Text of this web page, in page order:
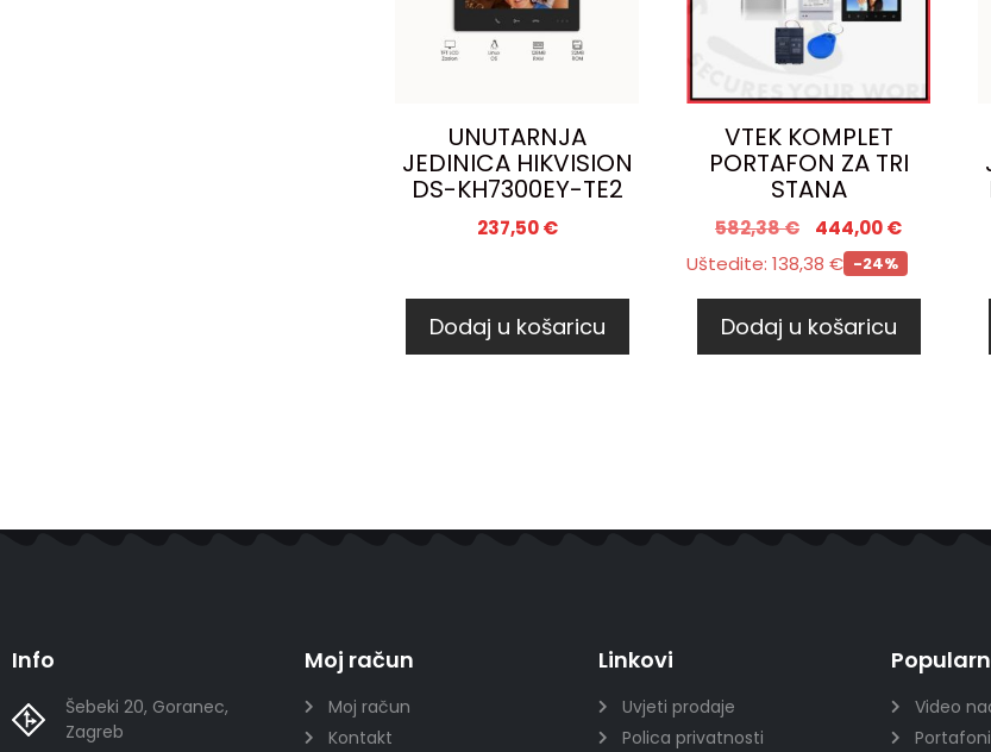
UNUTARNJA
JEDINICA HIKVISION
DS-KH7300EY-TE2
237,50€
Dodaj u košaricu
VTEK KOMPLET
PORTAFON ZA TRI
STANA
582,38€ 444,00€
Uštedite: 138,38 € -24%
Dodaj u košaricu
Info
Šebeki 20, Goranec,
Zagreb
Moj račun
Moj račun
Kontakt
Linkovi
Uvjeti prodaje
Polica privatnosti
Video
Portafoni